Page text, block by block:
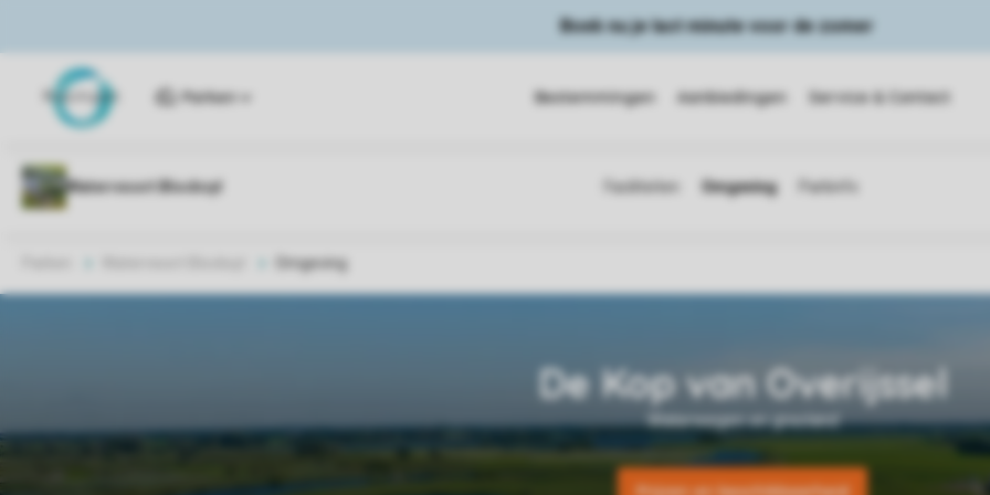
Boek nu je last minute voor de zomer
Parken Bestemmingen Aanbiedingen Service & Contact
Omgeving